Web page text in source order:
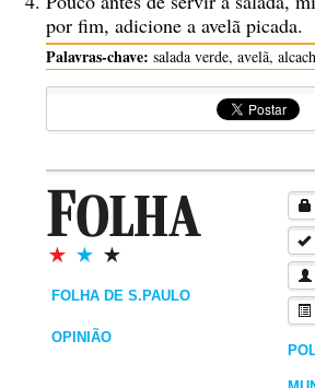
por fim, adicione a avelã picada.
Palavras-chave: salada verde, avelã,
FOLHA DE S.PAULO
OPINIÃO